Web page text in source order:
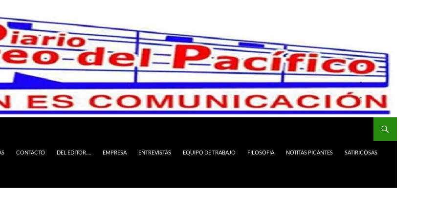
CONTACTO DEL EDITOR…. EMPRESA ENTREVISTAS EQUIPO DE TRABAJO FILOSOFIA NOTITAS PICANTES SATIRICOSAS